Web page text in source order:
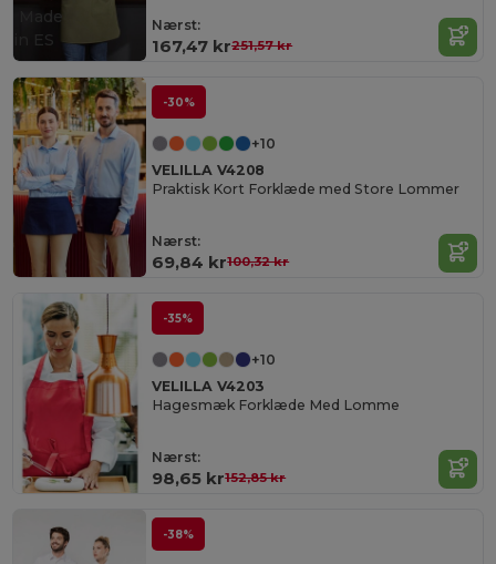
Nærst:
167,47 kr251,57 kr
Made
ES
-30%
+10
VELILLA V4208
Praktisk Kort Forklæde med Store Lommer
Nærst:
69,84 kr100,32 kr
-35%
+10
VELILLA V4203
Hagesmæk Forklæde Med Lomme
Nærst:
98,65 kr152,85 kr
-38%